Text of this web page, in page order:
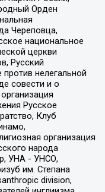
Орден
Череповца,
национальное
церкви
Русский
нелегальной
совести и о
Русское
Клуб
организация
народа
УНА - УНСО,
им. Степана
division,